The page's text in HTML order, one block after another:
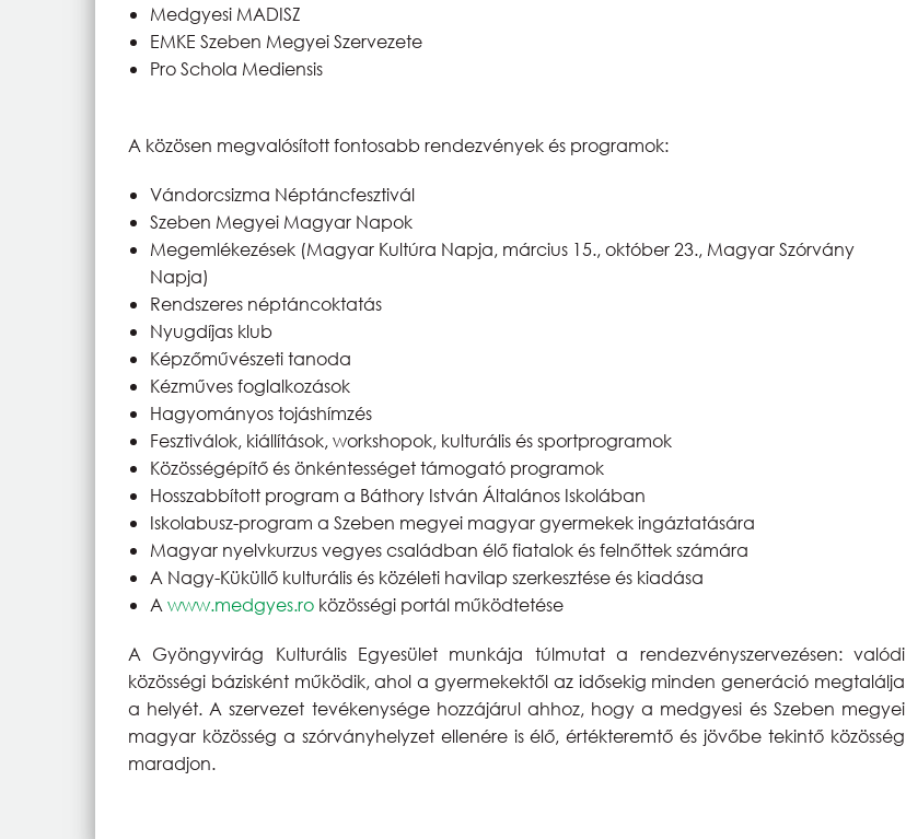
Medgyesi MADISZ
EMKE Szeben Megyei Szervezete
Pro Schola Mediensis
A közösen megvalósított fontosabb rendezvények és programok:
Vándorcsizma Néptáncfesztivál
Szeben Megyei Magyar Napok
Megemlékezések (Magyar Kultúra Napja, március 15., október 23., Magyar Szórvány
Napja)
Rendszeres néptáncoktatás
Nyugdíjas klub
Képzőművészeti tanoda
Kézműves foglalkozások
Hagyományos tojáshímzés
Fesztiválok, kiállítások, workshopok, kulturális és sportprogramok
Közösségépítő és önkéntességet támogató programok
Hosszabbított program a Báthory István Általános Iskolában
Iskolabusz-program a Szeben megyei magyar gyermekek ingáztatására
Magyar nyelvkurzus vegyes családban élő fiatalok és felnőttek számára
A Nagy-Küküllő kulturális és közéleti havilap szerkesztése és kiadása
A www.medgyes.ro közösségi portál működtetése
A Gyöngyvirág Kulturális Egyesület munkája túlmutat a rendezvényszervezésen: valódi
közösségi bázisként működik, ahol a gyermekektől az idősekig minden generáció megtalálja
a helyét. A szervezet tevékenysége hozzájárul ahhoz, hogy a medgyesi és Szeben megyei
magyar közösség a szórványhelyzet ellenére is élő, értékteremtő és jövőbe tekintő közösség
maradjon.